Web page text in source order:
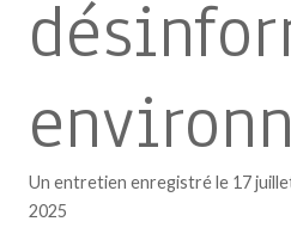
Un entretien enregistré le 17
2025